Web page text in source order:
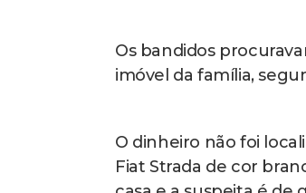
Os bandidos
imóvel da família,
O dinheiro não foi
Fiat Strada de cor